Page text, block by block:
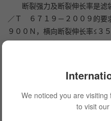
断裂强力及断裂伸长率是滤
／Ｔ ６７１９－２００９的要
９００Ｎ，横向断裂伸长率≤３
纵向断裂伸长率≤５０％。
对其过滤效率及阻力进行初步评
We noticed you are
to visit